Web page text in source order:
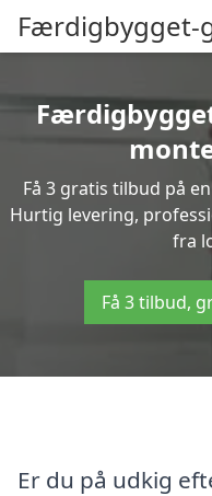
Færdigbygget-
Få 3 gratis tilbud på
Hurtig levering,
fra
Få 3 tilbud,
Er du på udkig